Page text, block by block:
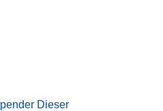
Dieser